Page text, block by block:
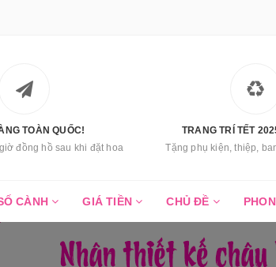
TOÀN QUỐC!
đồng hồ sau khi đặt hoa
TRANG TRÍ TẾT
Tặng phụ kiện, thiệp,
CÀNH GIÁ TIỀN CHỦ ĐỀ